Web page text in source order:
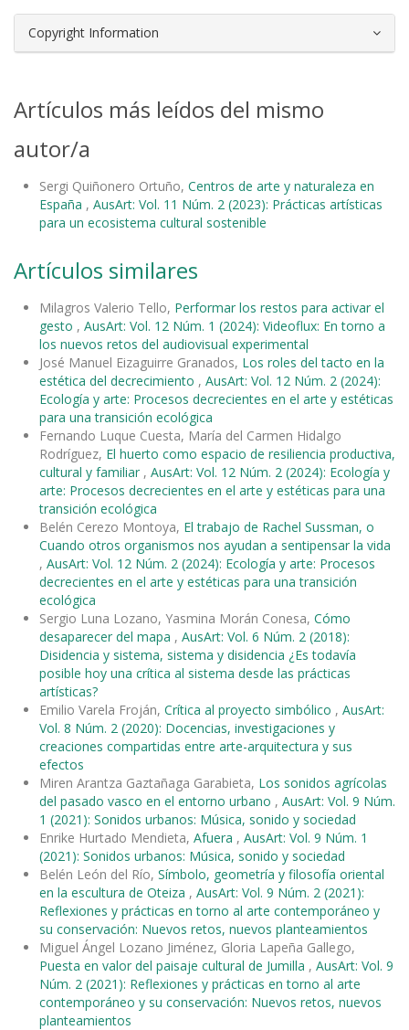
Copyright Information
Artículos más leídos del mismo
autor/a
Sergi Quiñonero Ortuño, Centros de arte y naturaleza en
España , AusArt: Vol. 11 Núm. 2 (2023): Prácticas artísticas
para un ecosistema cultural sostenible
Artículos similares
Milagros Valerio Tello, Performar los restos para activar el
gesto , AusArt: Vol. 12 Núm. 1 (2024): Videoflux: En torno a
los nuevos retos del audiovisual experimental
José Manuel Eizaguirre Granados, Los roles del tacto en la
estética del decrecimiento , AusArt: Vol. 12 Núm. 2 (2024):
Ecología y arte: Procesos decrecientes en el arte y estéticas
para una transición ecológica
Fernando Luque Cuesta, María del Carmen Hidalgo
Rodríguez, El huerto como espacio de resiliencia productiva,
cultural y familiar , AusArt: Vol. 12 Núm. 2 (2024): Ecología y
arte: Procesos decrecientes en el arte y estéticas para una
transición ecológica
Belén Cerezo Montoya, El trabajo de Rachel Sussman, o
Cuando otros organismos nos ayudan a sentipensar la vida
, AusArt: Vol. 12 Núm. 2 (2024): Ecología y arte: Procesos
decrecientes en el arte y estéticas para una transición
ecológica
Sergio Luna Lozano, Yasmina Morán Conesa, Cómo
desaparecer del mapa , AusArt: Vol. 6 Núm. 2 (2018):
Disidencia y sistema, sistema y disidencia ¿Es todavía
posible hoy una crítica al sistema desde las prácticas
artísticas?
Emilio Varela Froján, Crítica al proyecto simbólico , AusArt:
Vol. 8 Núm. 2 (2020): Docencias, investigaciones y
creaciones compartidas entre arte-arquitectura y sus
efectos
Miren Arantza Gaztañaga Garabieta, Los sonidos agrícolas
del pasado vasco en el entorno urbano , AusArt: Vol. 9 Núm.
1 (2021): Sonidos urbanos: Música, sonido y sociedad
Enrike Hurtado Mendieta, Afuera , AusArt: Vol. 9 Núm. 1
(2021): Sonidos urbanos: Música, sonido y sociedad
Belén León del Río, Símbolo, geometría y filosofía oriental
en la escultura de Oteiza , AusArt: Vol. 9 Núm. 2 (2021):
Reflexiones y prácticas en torno al arte contemporáneo y
su conservación: Nuevos retos, nuevos planteamientos
Miguel Ángel Lozano Jiménez, Gloria Lapeña Gallego,
Puesta en valor del paisaje cultural de Jumilla , AusArt: Vol. 9
Núm. 2 (2021): Reflexiones y prácticas en torno al arte
contemporáneo y su conservación: Nuevos retos, nuevos
planteamientos